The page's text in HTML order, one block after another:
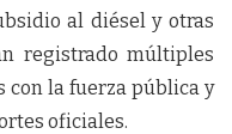
al diésel y otras
registrado múltiples
con la fuerza pública y
oficiales.